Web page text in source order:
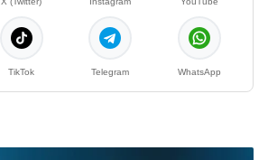
TikTok Telegram WhatsApp